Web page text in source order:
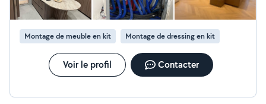
Montage de meuble en kit Montage de dressing en kit
Voir le profil Contacter